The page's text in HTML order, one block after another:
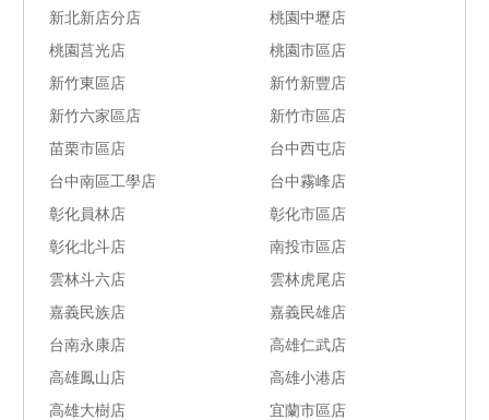
新北新店分店
桃園中壢店
桃園莒光店
桃園市區店
新竹東區店
新竹新豐店
新竹六家區店
新竹市區店
苗栗市區店
台中西屯店
台中南區工學店
台中霧峰店
彰化員林店
彰化市區店
彰化北斗店
南投市區店
雲林斗六店
雲林虎尾店
嘉義民族店
嘉義民雄店
台南永康店
高雄仁武店
高雄鳳山店
高雄小港店
高雄大樹店
宜蘭市區店